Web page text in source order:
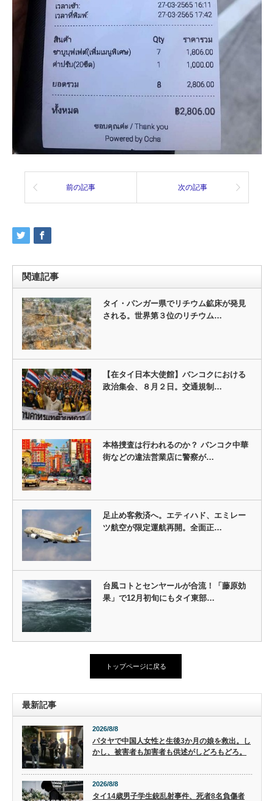
前の記事 次の記事
関連記事
タイ・パンガー県でリチウム鉱床が発見
される。世界第３位のリチウム…
【在タイ日本大使館】バンコクにおける
政治集会、８月２日。交通規制…
本格捜査は行われるのか？ バンコク中華
街などの違法営業店に警察が…
足止め客救済へ。エティハド、エミレー
ツ航空が限定運航再開。全面正…
台風コトとセンヤールが合流！「藤原効
果」で12月初旬にもタイ東部…
トップページに戻る
最新記事
2026/8/8
パタヤで中国人女性と生後3か月の娘を救出。し
かし、被害者も加害者も供述がしどろもどろ。
2026/8/8
タイ14歳男子学生銃乱射事件、死者8名負傷者